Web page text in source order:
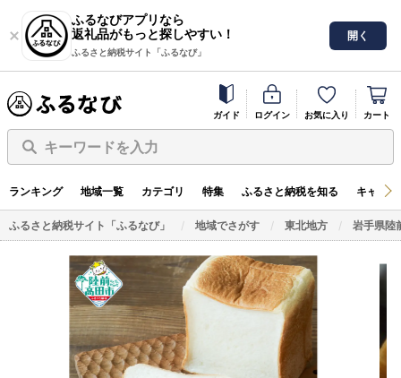
ふるなびアプリなら
返礼品がもっと探しやすい！
ふるさと納税サイト「ふるなび」
開く
ガイド ログイン お気に入り カート
キーワードを入力
ランキング 地域一覧 カテゴリ 特集 ふるさと納税を知る キャン
ふるさと納税サイト「ふるなび」 地域でさがす 東北地方 岩手県陸